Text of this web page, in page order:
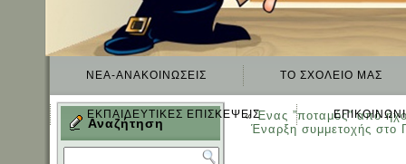
ΝΈΑ-ΑΝΑΚΟΙΝΏΣΕΙΣ TO ΣΧΟΛΕΊΟ ΜΑΣ
ΕΚΠΑΙΔΕΥΤΙΚΈΣ ΕΠΙΣΚΈΨΕΙΣ
Αναζήτηση
«Ένας ”ποταμός” από
Έναρξη συμμετοχής στο